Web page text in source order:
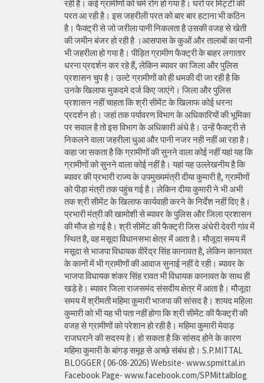
रही है। कई ग्रामीणों को चर्म रोग हो गया है। घरों पर मिट्टी की
परत आ रही है। इस जहरीली परत को बार बार हटाना भी कठिन
है। फैक्ट्री से जो जरीला पानी निकलता है उसकी वजह से खेती
की जमीन बंजर हो रही है ।आसपास के कुओं और तालाबों का पानी
भी जहरीला हो गया है। पीड़ित ग्रामीण फैक्ट्री के बाहर लगातार
धरना प्रदर्शन कर रहे हैं, लेकिन ब्यावर का जिला और पुलिस
प्रशासन चुप है। उल्टे ग्रामीणों को ही धमकी दी जा रही है कि
उनके खिलाफ मुकदमे दर्ज किए जाएंगे। जिला और पुलिस
प्रशासन नहीं चाहता कि श्री सीमेंट के खिलाफ कोई धरना
प्रदर्शन हो। जहां तक पर्यावरण विभाग के अधिकारियों की भूमिका
पर सवाल है तो इस विभाग के अधिकारी अंधे है। उन्हें फैक्ट्री से
निकलने वाला जहरीला धुआ और पानी नजर नही नहीं आ रहा है।
कहा जा सकता है कि ग्रामीणों की सुनने वाला कोई नहीं यहां यह कि
ग्रामीणों को सुनने वाला कोई नहीं है। यहां यह उल्लेखनीय है कि
ब्यावर की प्रभारी राज्य के उपमुख्यमंत्री दीया कुमारी है, ग्रामीणों
को पीड़ा मंत्री तक पहुंच गई है। लेकिन दीया कुमारी ने भी अभी
तक श्री सीमेंट के खिलाफ कार्यवाही करने के निर्देश नहीं दिए है।
प्रभारी मंत्री की खामोशी से ब्यावर के पुलिस और जिला प्रशासन
की मौज हो गई है। श्री सीमेंट की फैक्ट्री जिस अंधेरी देवरी गांव में
स्थित है, वह मसूदा विधानसभा क्षेत्र में आता है। मौजूदा समय में
मसूदा से भाजपा विधायक वीरेंद्र सिंह कानावत है, लेकिन कानावत
के कानों में भी ग्रामीणों की आवाज सुनाई नहीं दे रही। ब्यावर के
भाजपा विधायक शंकर सिंह रावत भी विधायक कानावत के साथ ही
खड़े हे। ब्यावर जिला राजसमंद संसदीय क्षेत्र में आता है। मौजूदा
समय में श्रीमती महिमा कुमारी भाजपा की सांसद है। शायद महिला
कुमारी को भी यह भी पता नहीं होगा कि श्री सीमेंट की फैक्ट्री की
वजह से ग्रामीणों को परेशान हो रही है। महिमा कुमारी मेवाड़
राजघराने की सदस्य हे। हो सकता है कि सांसद होने के कारण
महिमा कुमारी के बांगड़ समूह से अच्छे संबंध हो। S.P.MITTAL
BLOGGER ( 06-08-2026) Website- www.spmittal.in
Facebook Page- www.facebook.com/SPMittalblog